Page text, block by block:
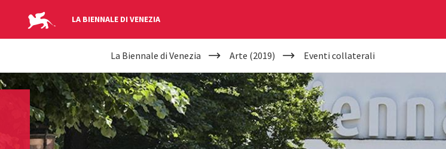
LA BIENNALE DI VENEZIA
YOUR
ARE
HERE
La Biennale di Venezia Arte (2019) Eventi collaterali